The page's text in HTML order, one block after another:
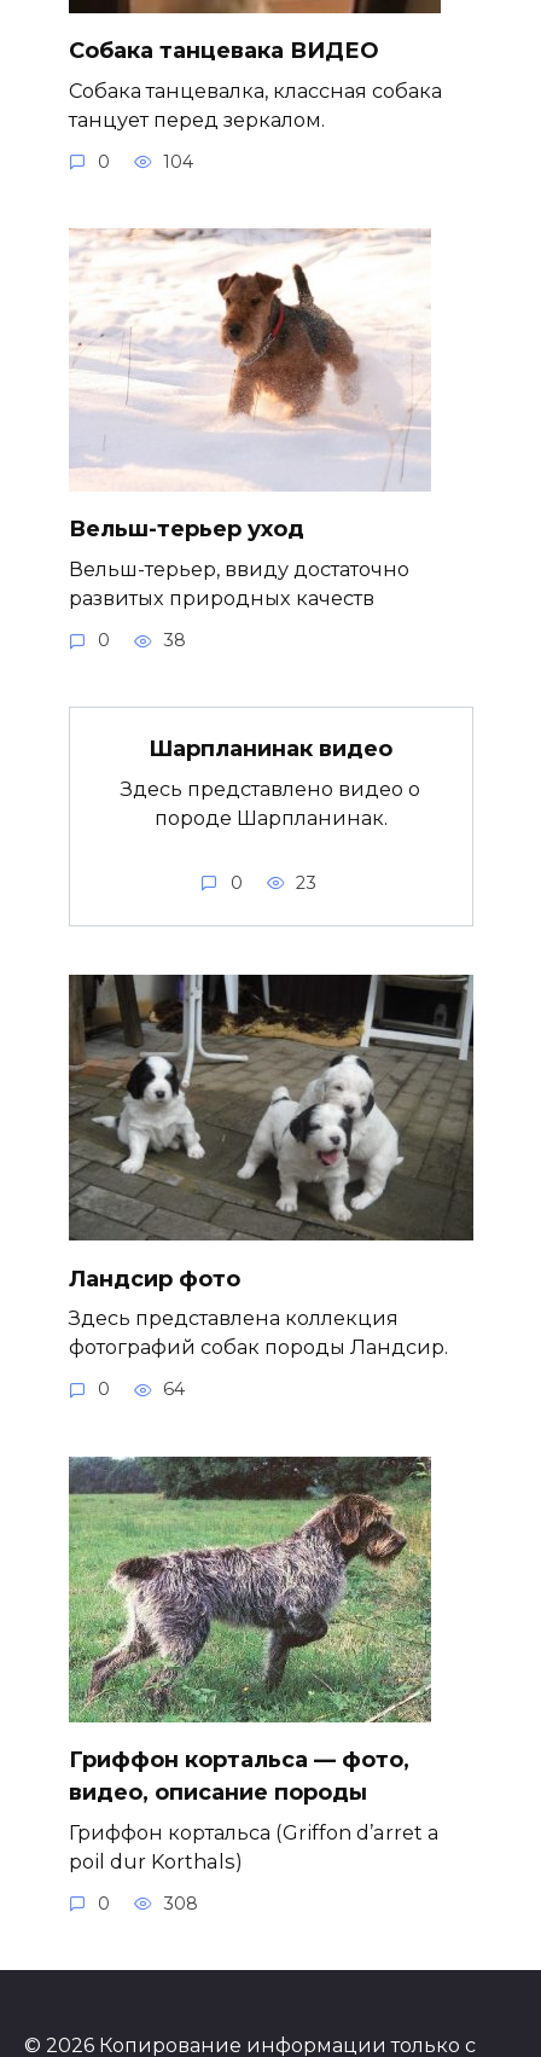
Собака танцевака ВИДЕО
Собака танцевалка, классная собака
танцует перед зеркалом.
0 104
Вельш-терьер уход
Вельш-терьер, ввиду достаточно
развитых природных качеств
0 38
Шарпланинак видео
Здесь представлено видео о
породе Шарпланинак.
0 23
Ландсир фото
Здесь представлена коллекция
фотографий собак породы Ландсир.
0 64
Гриффон кортальса — фото,
видео, описание породы
Гриффон кортальса (Griffon d’arret а
poil dur Korthals)
0 308
© 2026 Копирование информации только с